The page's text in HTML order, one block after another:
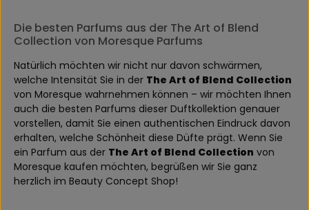
Die besten Parfums aus der The Art of Blend
Collection von Moresque Parfums
Natürlich möchten wir nicht nur davon schwärmen,
welche Intensität Sie in der The Art of Blend Collection
von Moresque wahrnehmen können – wir möchten Ihnen
auch die besten Parfums dieser Duftkollektion genauer
vorstellen, damit Sie einen authentischen Eindruck davon
erhalten, welche Schönheit diese Düfte prägt. Wenn Sie
ein Parfum aus der The Art of Blend Collection von
Moresque kaufen möchten, begrüßen wir Sie ganz
herzlich im Beauty Concept Shop!